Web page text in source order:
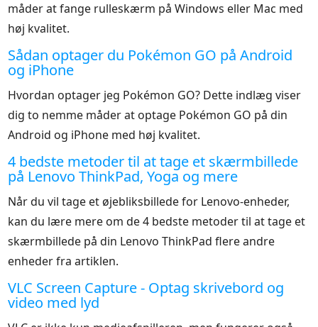
måder at fange rulleskærm på Windows eller Mac med
høj kvalitet.
Sådan optager du Pokémon GO på Android
og iPhone
Hvordan optager jeg Pokémon GO? Dette indlæg viser
dig to nemme måder at optage Pokémon GO på din
Android og iPhone med høj kvalitet.
4 bedste metoder til at tage et skærmbillede
på Lenovo ThinkPad, Yoga og mere
Når du vil tage et øjebliksbillede for Lenovo-enheder,
kan du lære mere om de 4 bedste metoder til at tage et
skærmbillede på din Lenovo ThinkPad flere andre
enheder fra artiklen.
VLC Screen Capture - Optag skrivebord og
video med lyd